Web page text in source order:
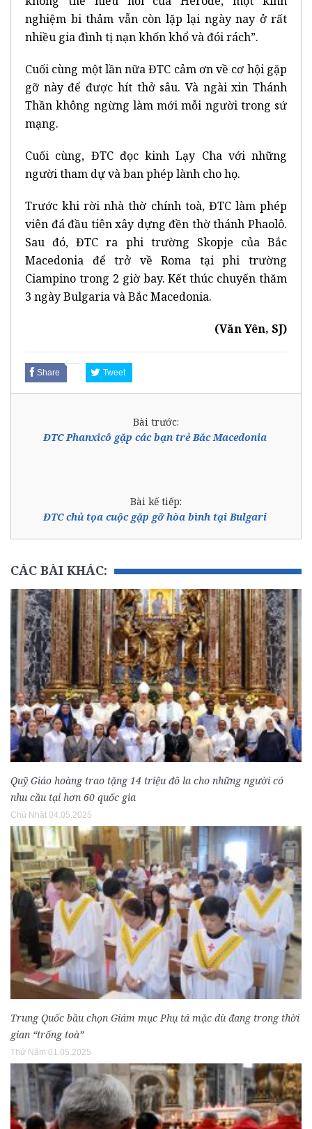
nghiệm bi thảm vẫn còn lặp lại ngày nay ở rất
nhiều gia đình tị nạn khốn khổ và đói rách”.
Cuối cùng một lần nữa ĐTC cảm ơn về cơ hội gặp
gỡ này để được hít thở sâu. Và ngài xin Thánh
Thần không ngừng làm mới mỗi người trong sứ
mạng.
Cuối cùng, ĐTC đọc kinh Lạy Cha với những
người tham dự và ban phép lành cho họ.
Trước khi rời nhà thờ chính toà, ĐTC làm phép
viên đá đầu tiên xây dựng đền thờ thánh Phaolô.
Sau đó, ĐTC ra phi trường Skopje của Bắc
Macedonia để trở về Roma tại phi trường
Ciampino trong 2 giờ bay. Kết thúc chuyến thăm
3 ngày Bulgaria và Bắc Macedonia.
(Văn Yên, SJ)
Share Tweet
Bài trước:
ĐTC Phanxicô gặp các bạn trẻ Bắc Macedonia
Bài kế tiếp:
ĐTC chủ tọa cuộc gặp gỡ hòa bình tại Bulgari
CÁC BÀI KHÁC:
Quỹ Giáo hoàng trao tặng 14 triệu đô la cho những người có
nhu cầu tại hơn 60 quốc gia
Chủ Nhật 04.05.2025
Trung Quốc bầu chọn Giám mục Phụ tá mặc dù đang trong thời
gian “trống toà”
Thứ Năm 01.05.2025